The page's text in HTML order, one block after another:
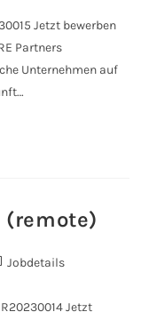
Jetzt bewerben
Partners
Unternehmen auf
(remote)
Jobdetails
Jetzt